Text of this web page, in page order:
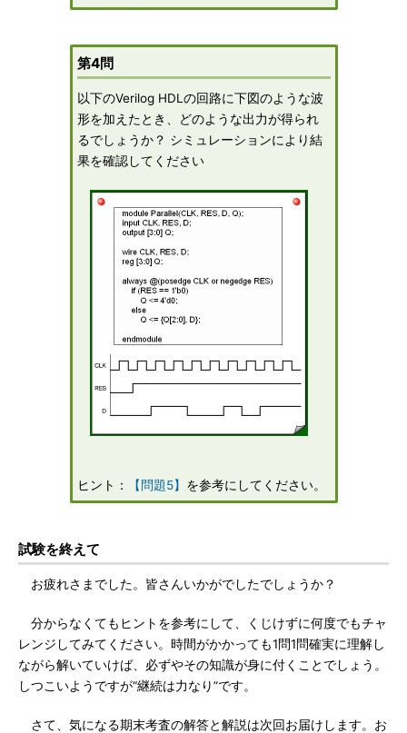
第4問
以下のVerilog HDLの回路に下図のような波
形を加えたとき、どのような出力が得られ
るでしょうか？ シミュレーションにより結
果を確認してください
ヒント： 【問題5】 を参考にしてください。
試験を終えて
お疲れさまでした。皆さんいかがでしたでしょうか？
分からなくてもヒントを参考にして、くじけずに何度でもチャ
レンジしてみてください。時間がかかっても1問1問確実に理解し
ながら解いていけば、必ずやその知識が身に付くことでしょう。
しつこいようですが“継続は力なり”です。
さて、気になる期末考査の解答と解説は次回お届けします。お